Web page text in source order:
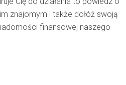
znajomym i także dołóż swoją
finansowej naszego